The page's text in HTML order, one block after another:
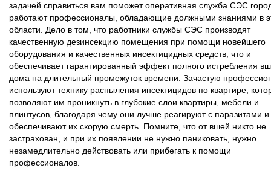
задачей справиться вам поможет оперативная служба СЭС
работают профессионалы, обладающие должными знаниями в
области. Дело в том, что работники службы СЭС производят
качественную дезинсекцию помещения при помощи новейшего
оборудования и качественных инсектицидных средств, что и
обеспечивает гарантированный эффект полного истребления
дома на длительный промежуток времени. Зачастую
используют технику распыления инсектицидов по квартире,
позволяют им проникнуть в глубокие слои квартиры, мебели и
плинтусов, благодаря чему они лучше реагируют с паразитами и
обеспечивают их скорую смерть. Помните, что от вшей никто не
застрахован, и при их появлении не нужно паниковать, нужно
незамедлительно действовать или прибегать к помощи
профессионалов.